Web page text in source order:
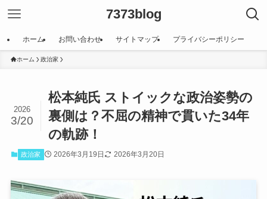
7373blog
ホーム お問い合わせ サイトマップ プライバシーポリシー
ホーム 政治家
松本純氏 ストイックな政治姿勢の
裏側は？不屈の精神で貫いた34年
の軌跡！
2026
3/20
政治家 2026年3月19日 2026年3月20日